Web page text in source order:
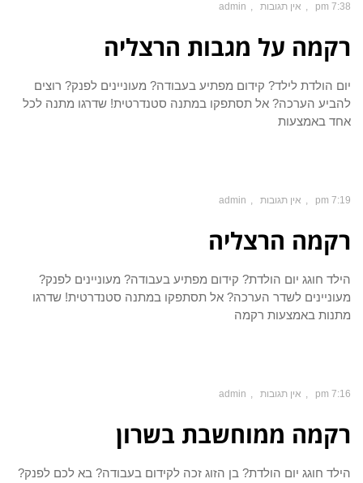
7:38 pm אין תגובות admin
רקמה על מגבות הרצליה
יום הולדת לילד? קידום מפתיע בעבודה? מעוניינים לפנק? רוצים
להביע הערכה? אל תסתפקו במתנה סטנדרטית! שדרגו מתנה לכל
אחד באמצעות
7:19 pm אין תגובות admin
רקמה הרצליה
הילד חוגג יום הולדת? קידום מפתיע בעבודה? מעוניינים לפנק?
מעוניינים לשדר הערכה? אל תסתפקו במתנה סטנדרטית! שדרגו
מתנות באמצעות רקמה
7:16 pm אין תגובות admin
רקמה ממוחשבת בשרון
הילד חוגג יום הולדת? בן הזוג זכה לקידום בעבודה? בא לכם לפנק?